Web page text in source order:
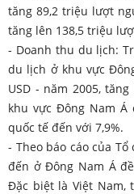
tăng 89,2 triệu lượt
tăng lên 138,5 triệu
- Doanh thu du lịch:
du lịch ở khu vực
USD - năm 2005,
khu vực Đông Nam
quốc tế đến với 7,9%.
- Theo báo cáo của
đến ở Đông Nam Á
Đặc biệt là Việt Nam,